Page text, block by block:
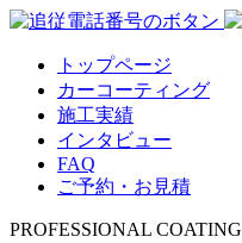
トップページ
カーコーティング
施工実績
インタビュー
FAQ
ご予約・お見積
PROFESSIONAL COATING